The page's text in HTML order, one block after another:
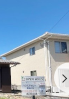
】
にご希望日
ー岐阜店の
ID検索【＠